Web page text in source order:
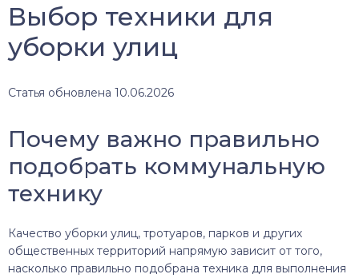
Выбор техники для
уборки улиц
Статья обновлена 10.06.2026
Почему важно правильно
подобрать коммунальную
технику
Качество уборки улиц, тротуаров, парков и других
общественных территорий напрямую зависит от того,
насколько правильно подобрана техника для выполнения